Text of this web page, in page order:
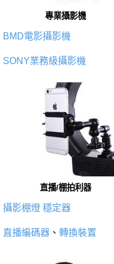
專業攝影機
BMD電影攝影機
SONY業務級攝影機
直播/棚拍利器
攝影棚燈 穩定器
直播編碼器 、 轉換裝置